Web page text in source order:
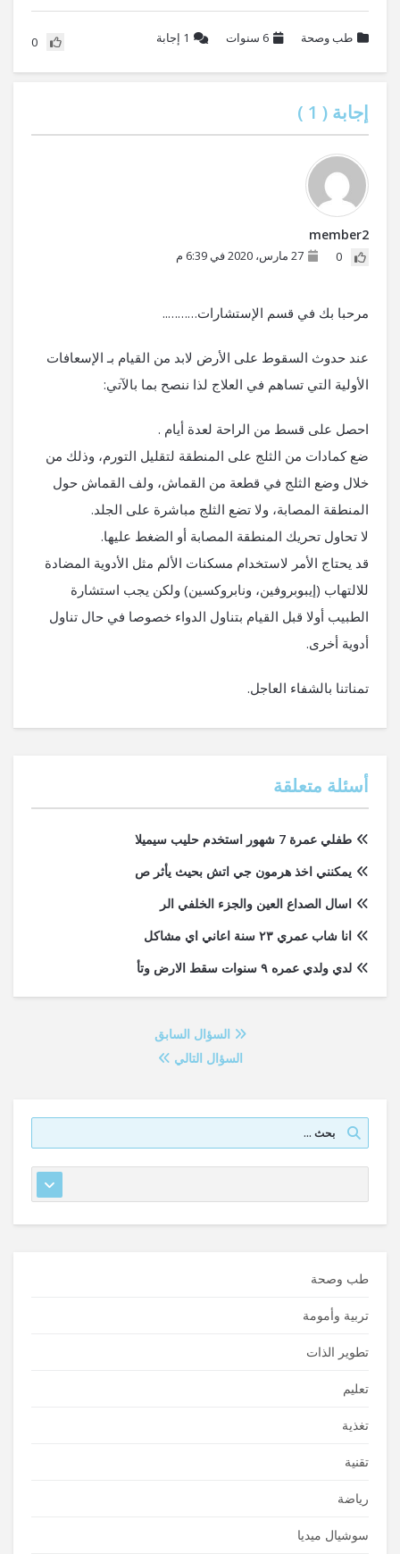
طب وصحة 6 سنوات 1 إجابة 0
إجابة ( 1
)
member2
0 27 مارس، 2020 في 6:39 م
مرحبا بك في قسم الإستشارات………..
عند حدوث السقوط على الأرض لابد من القيام بـ الإسعافات
الأولية التي تساهم في العلاج لذا ننصح بما بالآتي:
احصل على قسط من الراحة لعدة أيام .
ضع كمادات من الثلج على المنطقة لتقليل التورم، وذلك من
خلال وضع الثلج في قطعة من القماش، ولف القماش حول
المنطقة المصابة، ولا تضع الثلج مباشرة على الجلد.
لا تحاول تحريك المنطقة المصابة أو الضغط عليها.
قد يحتاج الأمر لاستخدام مسكنات الألم مثل الأدوية المضادة
للالتهاب (إيبوبروفين، ونابروكسين) ولكن يجب استشارة
الطبيب أولا قبل القيام بتناول الدواء خصوصا في حال تناول
أدوية أخرى.
تمناتنا بالشفاء العاجل.
أسئلة متعلقة
طفلي عمرة 7 شهور استخدم حليب سيميلا
يمكنني اخذ هرمون جي اتش بحيث يأثر ص
اسال الصداع العين والجزء الخلفي الر
انا شاب عمري ٢٣ سنة اعاني اي مشاكل
لدي ولدي عمره ٩ سنوات سقط الارض وتأ
السؤال السابق
السؤال التالي
طب وصحة
تربية وأمومة
تطوير الذات
تعليم
تغذية
تقنية
رياضة
سوشيال ميديا